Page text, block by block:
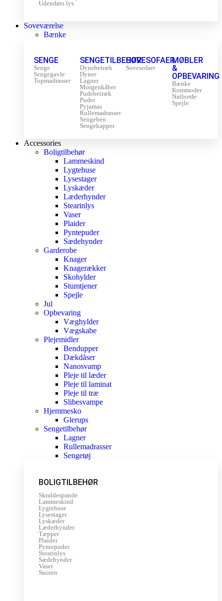
Udendørs lys
Soveværelse
Bænke
SENGE
Senge
Sengegavle
Topmadrasser
SENGETILBEHØR
Dynebetræk
Dyner
Lagner
Morgenkåber
Pudebetræk
Puder
Pyjamas
Rullemadrasser
Sengeben
Sengekapper
SOVESOFAER
Sovesofaer
MØBLER
&
OPBEVARING
Bænke
Kommoder
Natborde
Spejle
Accessories
Boligtilbehør
Lammeskind
Lygtehuse
Lysestager
Lyskæder
Læderhynder
Stearinlys
Vaser
Plaider
Pyntepuder
Sædehynder
Garderobe
Knager
Knagerækker
Skohylder
Stumtjener
Spejle
Jul
Opbevaring
Væghylder
Vægskabe
Plejemidler
Bendupper
Dækdåser
Nanosvamp
Pleje til læder
Pleje til laminat
Pleje til træ
Slibesvampe
Hjemmesko
Glerups
Sengetilbehør
Lagner
Rullemadrasser
Sengetøj
BOLIGTILBEHØR
Skraldespande
Lammeskind
Lygtehuse
Lysestager
Lyskæder
Læderhynder
Tæpper
Plaider
Pyntepuder
Stearinlys
Sædehynder
Vaser
Snoren